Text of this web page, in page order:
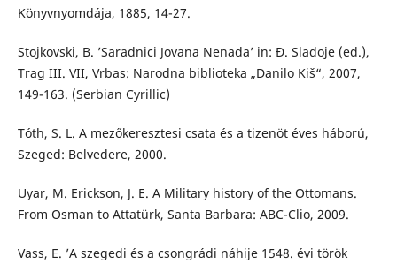
Könyvnyomdája, 1885, 14-27.
Stojkovski, B. ’Saradnici Jovana Nenada’ in: Đ. Sladoje (ed.),
Trag III. VII, Vrbas: Narodna biblioteka „Danilo Kiš“, 2007,
149-163. (Serbian Cyrillic)
Tóth, S. L. A mezőkeresztesi csata és a tizenöt éves háború,
Szeged: Belvedere, 2000.
Uyar, M. Erickson, J. E. A Military history of the Ottomans.
From Osman to Attatürk, Santa Barbara: ABC-Clio, 2009.
Vass, E. ’A szegedi és a csongrádi náhije 1548. évi török